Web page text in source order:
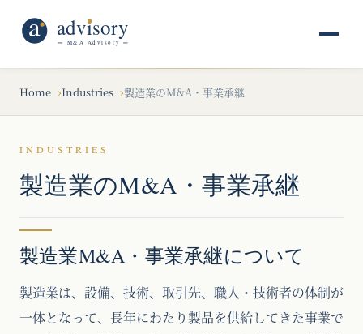
Home Industries 製造業のM&A・事業承継
INDUSTRIES
製造業のM&A・事業承継
製造業M&A・事業承継について
製造業は、設備、技術、取引先、職人・技術者の体制が
一体となって、長年にわたり製品を供給してきた事業で